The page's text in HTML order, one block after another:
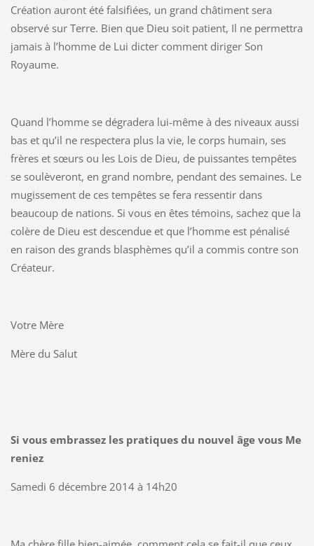
Création auront été falsifiées, un grand châtiment sera
observé sur Terre. Bien que Dieu soit patient, Il ne permettra
jamais à l’homme de Lui dicter comment diriger Son
Royaume.
Quand l’homme se dégradera lui-même à des niveaux aussi
bas et qu’il ne respectera plus la vie, le corps humain, ses
frères et sœurs ou les Lois de Dieu, de puissantes tempêtes
se soulèveront, en grand nombre, pendant des semaines. Le
mugissement de ces tempêtes se fera ressentir dans
beaucoup de nations. Si vous en êtes témoins, sachez que la
colère de Dieu est descendue et que l’homme est pénalisé
en raison des grands blasphèmes qu’il a commis contre son
Créateur.
Votre Mère
Mère du Salut
Si vous embrassez les pratiques du nouvel âge vous Me
reniez
Samedi 6 décembre 2014 à 14h20